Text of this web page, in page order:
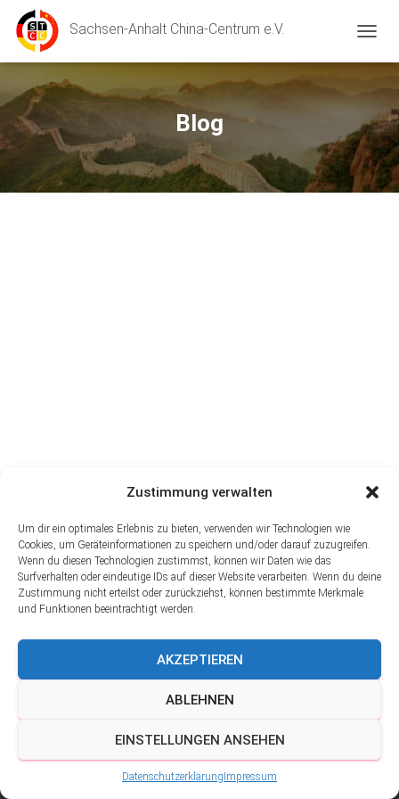
Zustimmung verwalten
Um dir ein optimales Erlebnis zu bieten, verwenden wir Technologien wie
Cookies, um Geräteinformationen zu speichern und/oder darauf zuzugreifen.
Wenn du diesen Technologien zustimmst, können wir Daten wie das
Surfverhalten oder eindeutige IDs auf dieser Website verarbeiten. Wenn du deine
Zustimmung nicht erteilst oder zurückziehst, können bestimmte Merkmale
und Funktionen beeinträchtigt werden.
AKZEPTIEREN
ABLEHNEN
EINSTELLUNGEN ANSEHEN
Datenschutzerklärung Impressum
Sachsen-Anhalt China-Centrum e.V.
Blog
Hestia |由ThemeIsle开发